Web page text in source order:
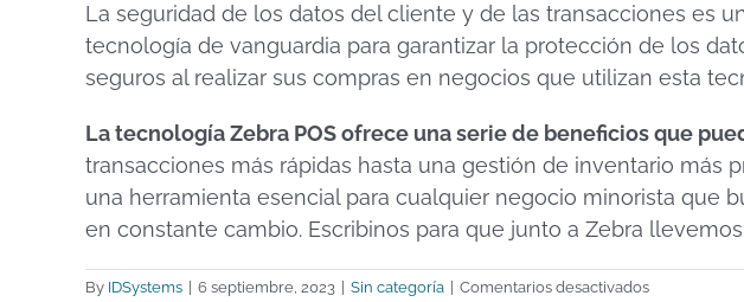
La seguridad de los datos del cliente y de las transacciones es
tecnología de vanguardia para garantizar la protección de los
seguros al realizar sus compras en negocios que utilizan esta
La tecnología Zebra POS ofrece una serie de beneficios que
transacciones más rápidas hasta una gestión de inventario
una herramienta esencial para cualquier negocio minorista que
en constante cambio. Escribinos para que junto a Zebra
By IDSystems 6 septiembre, 2023 Sin categoría Comentarios desactivadosen